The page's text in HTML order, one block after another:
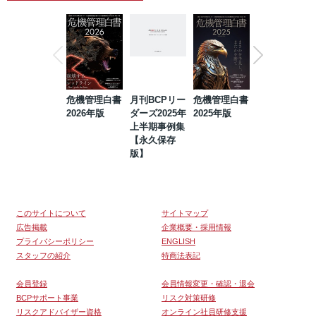
危機管理白書
2026年版
月刊BCPリー
ダーズ2025年
上半期事例集
【永久保存
版】
危機管理白書
2025年版
このサイトについて
サイトマップ
広告掲載
企業概要・採用情報
プライバシーポリシー
ENGLISH
スタッフの紹介
特商法表記
会員登録
会員情報変更・確認・退会
BCPサポート事業
リスク対策研修
リスクアドバイザー資格
オンライン社員研修支援